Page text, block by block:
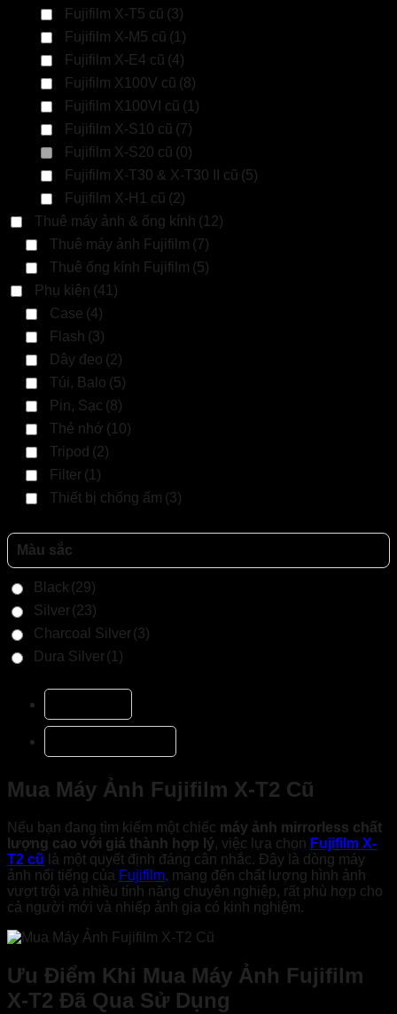
Fujifilm X-T5 cũ (3)
Fujifilm X-M5 cũ (1)
Fujifilm X-E4 cũ (4)
Fujifilm X100V cũ (8)
Fujifilm X100VI cũ (1)
Fujifilm X-S10 cũ (7)
Fujifilm X-S20 cũ (0)
Fujifilm X-T30 & X-T30 II cũ (5)
Fujifilm X-H1 cũ (2)
Thuê máy ảnh & ống kính (12)
Thuê máy ảnh Fujifilm (7)
Thuê ống kính Fujifilm (5)
Phụ kiện (41)
Case (4)
Flash (3)
Dây đeo (2)
Túi, Balo (5)
Pin, Sạc (8)
Thẻ nhớ (10)
Tripod (2)
Filter (1)
Thiết bị chống ấm (3)
Màu sắc
Black (29)
Silver(23)
Charcoal Silver(3)
Dura Silver(1)
Mua Máy Ảnh Fujifilm X-T2 Cũ
Nếu bạn đang tìm kiếm một chiếc máy ảnh mirrorless chất
lượng cao với giá thành hợp lý, việc lựa chọn Fujifilm X-
T2 cũ là một quyết định đáng cân nhắc. Đây là dòng máy
ảnh nổi tiếng của Fujifilm, mang đến chất lượng hình ảnh
vượt trội và nhiều tính năng chuyên nghiệp, rất phù hợp cho
cả người mới và nhiếp ảnh gia có kinh nghiệm.
Ưu Điểm Khi Mua Máy Ảnh Fujifilm
X-T2 Đã Qua Sử Dụng